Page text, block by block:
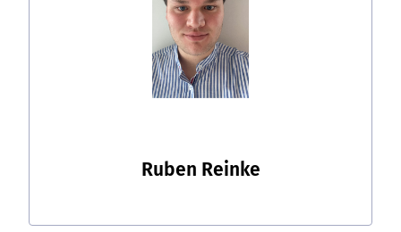
Ruben Reinke